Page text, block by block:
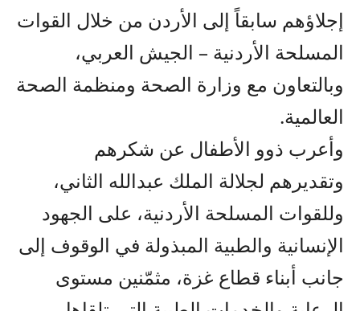
إجلاؤهم سابقاً إلى الأردن من خلال القوات
المسلحة الأردنية – الجيش العربي،
وبالتعاون مع وزارة الصحة ومنظمة الصحة
العالمية.
وأعرب ذوو الأطفال عن شكرهم
وتقديرهم لجلالة الملك عبدالله الثاني،
وللقوات المسلحة الأردنية، على الجهود
الإنسانية والطبية المبذولة في الوقوف إلى
جانب أبناء قطاع غزة، مثمّنين مستوى